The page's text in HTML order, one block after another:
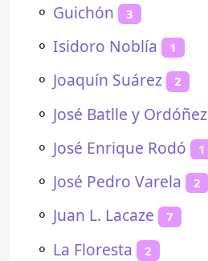
⚬ Guichón 3
⚬ Isidoro Noblía 1
⚬ Joaquín Suárez 2
⚬ José Batlle y Ordóñez
⚬ José Enrique Rodó 1
⚬ José Pedro Varela 2
⚬ Juan L. Lacaze 7
⚬ La Floresta 2